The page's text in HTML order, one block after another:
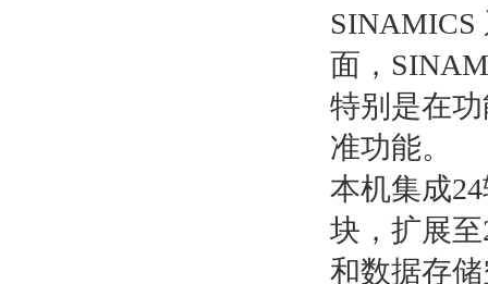
面，
特别是在
准功能。
本机集成
块，扩展
和数据存